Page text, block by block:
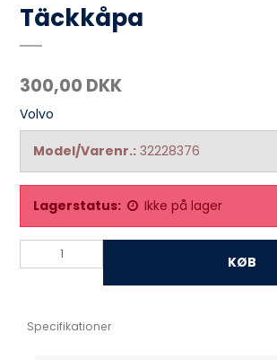
Täckkåpa
300,00 DKK
Volvo
Model/Varenr.: 32228376
Lagerstatus: Ikke på lager
KØB
Specifikationer